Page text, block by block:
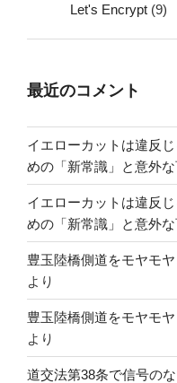
Let's Encrypt (9)
最近のコメント
イエローカットは違反
めの「新常識」と意外
イエローカットは違反
めの「新常識」と意外
豊玉陸橋側道をモヤモ
より
豊玉陸橋側道をモヤモ
より
道交法第38条で信号の